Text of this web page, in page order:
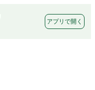
アプリで開く